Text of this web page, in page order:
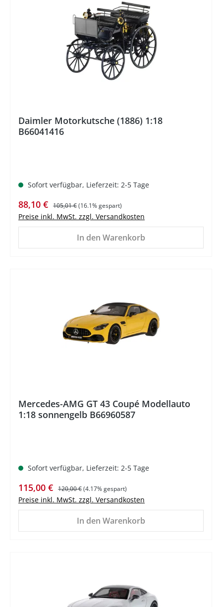
Daimler Motorkutsche (1886) 1:18
B66041416
Sofort verfügbar, Lieferzeit: 2-5 Tage
Verkaufspreis:
88,10 € Regulärer Preis:
105,01 €(16.1% gespart)
Preise inkl. MwSt. zzgl. Versandkosten
In den Warenkorb
Mercedes-AMG GT 43 Coupé Modellauto
1:18 sonnengelb B66960587
Sofort verfügbar, Lieferzeit: 2-5 Tage
Verkaufspreis:
115,00 € Regulärer Preis:
120,00 €(4.17% gespart)
Preise inkl. MwSt. zzgl. Versandkosten
In den Warenkorb